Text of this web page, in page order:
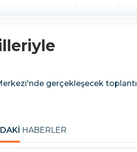
gerçekleşecek toplantı
HABERLER